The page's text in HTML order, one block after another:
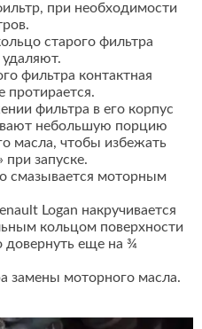
при необходимости
старого фильтра
удаляют.
фильтра контактная
протирается.
фильтра в его корпус
небольшую порцию
масла, чтобы избежать
при запуске.
смазывается моторным
Logan накручивается
кольцом поверхности
довернуть еще на ¾
замены моторного масла.